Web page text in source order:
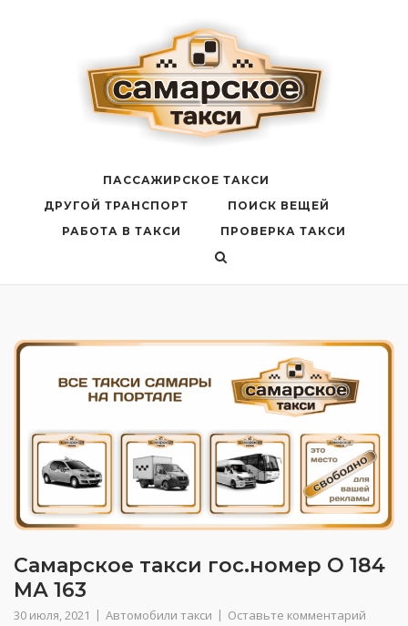
ПАССАЖИРСКОЕ ТАКСИ
ДРУГОЙ ТРАНСПОРТ
ПОИСК ВЕЩЕЙ
РАБОТА В ТАКСИ
ПРОВЕРКА ТАКСИ
Самарское такси гос.номер О 184
МА 163
30 июля, 2021 Автомобили такси Оставьте комментарий